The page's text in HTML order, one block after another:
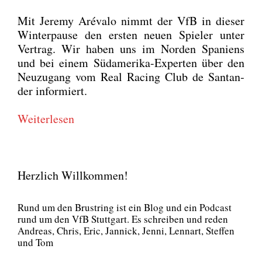
Mit Jere­my Aré­va­lo nimmt der VfB in die­ser
Win­ter­pau­se den ers­ten neu­en Spie­ler unter
Ver­trag. Wir haben uns im Nor­den Spa­ni­ens
und bei einem Süd­ame­ri­ka-Exper­ten über den
Neu­zu­gang vom Real Racing Club de San­tan­
der infor­miert.
Wei­ter­le­sen
Herzlich Willkommen!
Rund um den Brust­ring ist ein Blog und ein Pod­cast
rund um den VfB Stutt­gart. Es schrei­ben und reden
Andre­as, Chris, Eric, Jan­nick, Jen­ni, Lenn­art, Stef­fen
und Tom